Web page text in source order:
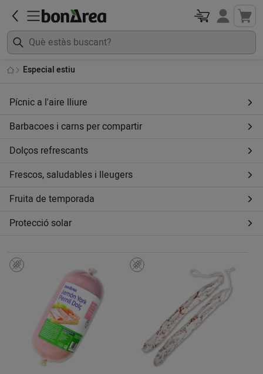
Especial estiu
Pícnic a l'aire lliure
Barbacoes i carns per compartir
Dolços refrescants
Frescos, saludables i lleugers
Fruita de temporada
Protecció solar